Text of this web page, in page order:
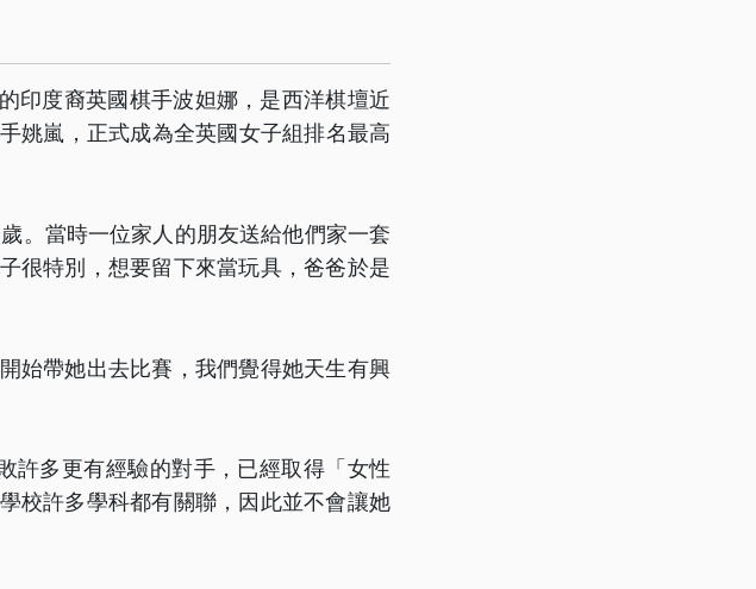
印度裔英國棋手波妲娜，是西洋棋壇近
姚嵐，正式成為全英國女子組排名最高
。當時一位家人的朋友送給他們家一套
很特別，想要留下來當玩具，爸爸於是
始帶她出去比賽，我們覺得她天生有興
許多更有經驗的對手，已經取得「女性
校許多學科都有關聯，因此並不會讓她